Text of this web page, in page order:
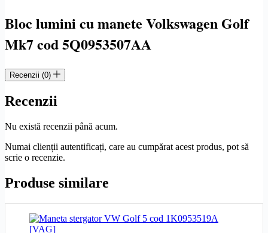
Bloc lumini cu manete Volkswagen Golf
Mk7 cod 5Q0953507AA
Recenzii (0)
Recenzii
Nu există recenzii până acum.
Numai clienții autentificați, care au cumpărat acest produs, pot să
scrie o recenzie.
Produse similare